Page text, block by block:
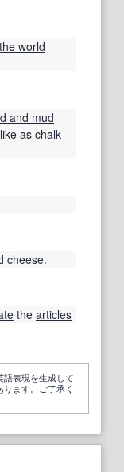
world
and mud
like as chalk
cheese.
the articles
語表現を生成して
ます。ご了承く